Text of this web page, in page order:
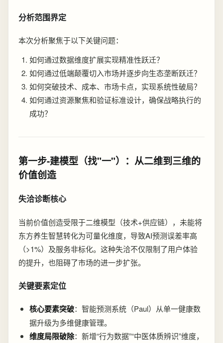
分析范围界定
本次分析聚焦于以下关键问题：
如何通过数据维度扩展实现精准性跃迁？
如何通过低端颠覆切入市场并逐步向生态垄断跃迁？
如何突破技术、成本、市场卡点，实现系统性破局？
如何通过资源聚焦和验证标准设计，确保战略执行的
成功？
第一步-建模型（找"一"）：从二维到三维的
价值创造
失洽诊断核心
当前价值创造受限于二维模型（技术+供应链），未能将
东方养生智慧转化为可量化维度，导致AI预测误差率高
（>1%）及服务非标化。这种失洽不仅限制了用户体验
的提升，也阻碍了市场的进一步扩张。
关键要素定位
核心要素突破：智能预测系统（Paul）从单一健康数
据升级为多维健康管理。
维度局限破除：新增“行为数据”“中医体质辨识”维度，